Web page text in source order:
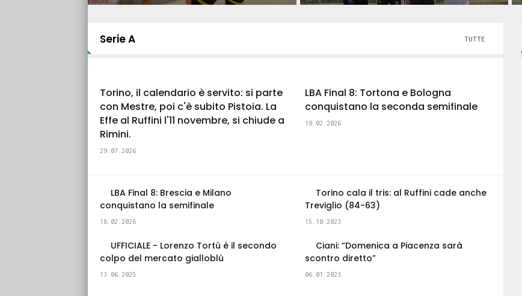
Serie A TUTTE
Torino, il calendario è servito: si parte
con Mestre, poi c'è subito Pistoia. La
Effe al Ruffini l'11 novembre, si chiude a
Rimini.
29.07.2026
LBA Final 8: Tortona e Bologna
conquistano la seconda semifinale
19.02.2026
LBA Final 8: Brescia e Milano
conquistano la semifinale
18.02.2026
UFFICIALE - Lorenzo Tortù è il secondo
colpo del mercato gialloblù
13.06.2025
Torino cala il tris: al Ruffini cade anche
Treviglio (84-63)
15.10.2023
Ciani: “Domenica a Piacenza sarà
scontro diretto”
06.01.2023